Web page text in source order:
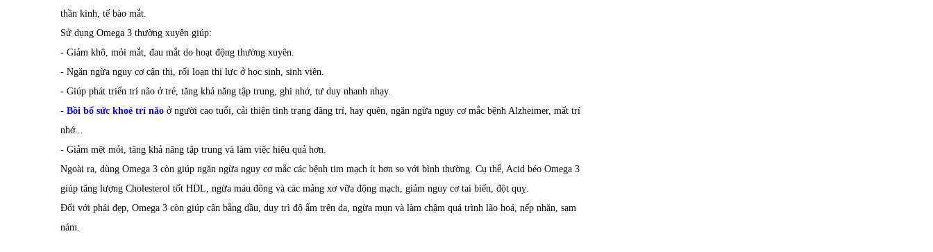
thần kinh, tế bào mắt.
Sử dụng Omega 3 thường xuyên giúp:
- Giảm khô, mỏi mắt, đau mắt do hoạt động thường xuyên.
- Ngăn ngừa nguy cơ cận thị, rối loạn thị lực ở học sinh, sinh viên.
- Giúp phát triển trí não ở trẻ, tăng khả năng tập trung, ghi nhớ, tư duy nhanh nhạy.
- Bồi bổ sức khoẻ trí não ở người cao tuổi, cải thiện tình trạng đãng trí, hay quên, ngăn ngừa nguy cơ mắc bệnh Alzheimer, mất trí
nhớ...
- Giảm mệt mỏi, tăng khả năng tập trung và làm việc hiệu quả hơn.
Ngoài ra, dùng Omega 3 còn giúp ngăn ngừa nguy cơ mắc các bệnh tim mạch ít hơn so với bình thường. Cụ thể, Acid béo Omega 3
giúp tăng lượng Cholesterol tốt HDL, ngừa máu đông và các mảng xơ vữa động mạch, giảm nguy cơ tai biến, đột quỵ.
Đối với phái đẹp, Omega 3 còn giúp cân bằng dầu, duy trì độ ẩm trên da, ngừa mụn và làm chậm quá trình lão hoá, nếp nhăn, sạm
nám.